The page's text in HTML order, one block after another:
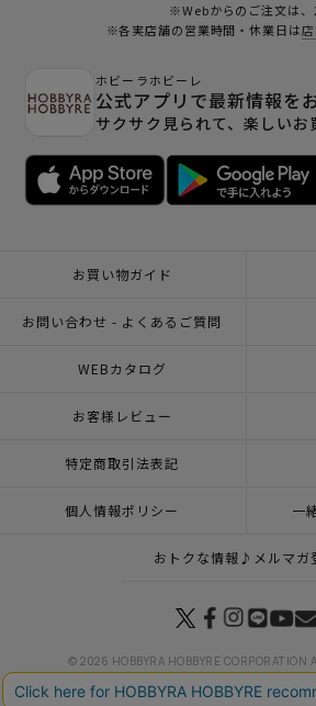
※Webからのご注文は、
※各実店舗の営業時間・休業日は
ホビーラホビーレ
公式アプリで最新情報を
サクサク見られて、楽しいお
お買い物ガイド
お問い合わせ - よくあるご質問
WEBカタログ
お客様レビュー
特定商取引法表記
個人情報ポリシー 一
おトクな情報♪メルマガ
© 2026 HOBBYRA HOBBYRE CORPORATION